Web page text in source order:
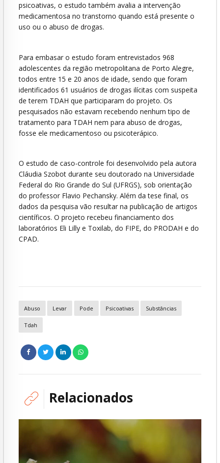
psicoativas, o estudo também avalia a intervenção
medicamentosa no transtorno quando está presente o
uso ou o abuso de drogas.
Para embasar o estudo foram entrevistados 968
adolescentes da região metropolitana de Porto Alegre,
todos entre 15 e 20 anos de idade, sendo que foram
identificados 61 usuários de drogas ilícitas com suspeita
de terem TDAH que participaram do projeto. Os
pesquisados não estavam recebendo nenhum tipo de
tratamento para TDAH nem para abuso de drogas,
fosse ele medicamentoso ou psicoterápico.
O estudo de caso-controle foi desenvolvido pela autora
Cláudia Szobot durante seu doutorado na Universidade
Federal do Rio Grande do Sul (UFRGS), sob orientação
do professor Flavio Pechansky. Além da tese final, os
dados da pesquisa vão resultar na publicação de artigos
científicos. O projeto recebeu financiamento dos
laboratórios Eli Lilly e Toxilab, do FIPE, do PRODAH e do
CPAD.
Abuso Levar Pode Psicoativas Substâncias
Tdah
Relacionados